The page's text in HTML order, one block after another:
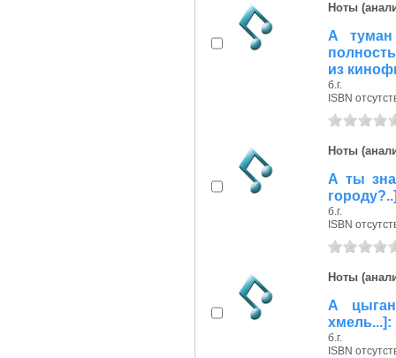
Ноты
А туман
из
б.г.
ISBN
Ноты
А ты
б.г.
ISBN
Ноты
А
б.г.
ISBN